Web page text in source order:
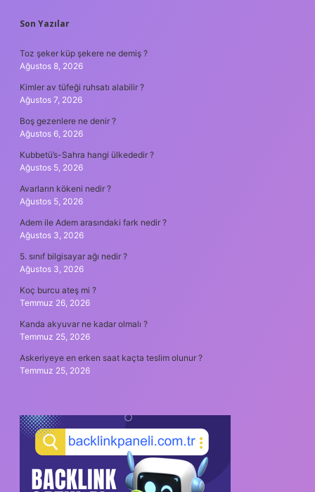
SIDEBAR
Son Yazılar
Toz şeker küp şekere ne demiş ?
Ağustos 8, 2026
Kimler av tüfeği ruhsatı alabilir ?
Ağustos 7, 2026
Boş gezenlere ne denir ?
Ağustos 6, 2026
Kubbetü’s-Sahra hangi ülkededir ?
Ağustos 5, 2026
Avarların kökeni nedir ?
Ağustos 5, 2026
Adem ile Adem arasındaki fark nedir ?
Ağustos 3, 2026
5. sınıf bilgisayar ağı nedir ?
Ağustos 3, 2026
Koç burcu ateş mi ?
Temmuz 26, 2026
Kanda akyuvar ne kadar olmalı ?
Temmuz 25, 2026
Askeriyeye en erken saat kaçta teslim olunur ?
Temmuz 25, 2026